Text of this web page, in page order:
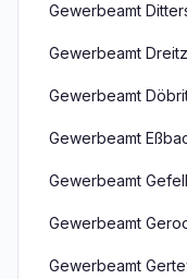
Gewerbeamt
Gewerbeamt
Gewerbeamt
Gewerbeamt
Gewerbeamt Gefell
Gewerbeamt
Gewerbeamt